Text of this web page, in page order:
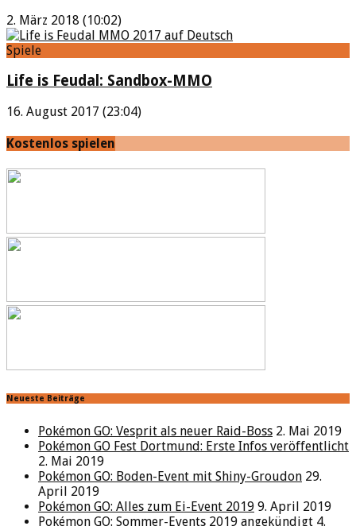
2. März 2018 (10:02)
Spiele
Life is Feudal: Sandbox-MMO
16. August 2017 (23:04)
Kostenlos spielen
Neueste Beiträge
Pokémon GO: Vesprit als neuer Raid-Boss 2. Mai 2019
Pokémon GO Fest Dortmund: Erste Infos veröffentlicht
2. Mai 2019
Pokémon GO: Boden-Event mit Shiny-Groudon 29.
April 2019
Pokémon GO: Alles zum Ei-Event 2019 9. April 2019
Pokémon GO: Sommer-Events 2019 angekündigt 4.